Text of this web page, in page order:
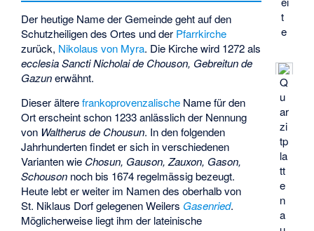
t
e
Q
u
ar
zi
tp
la
tt
e
n
a
Der heutige Name der Gemeinde geht auf den
Schutzheiligen des Ortes und der Pfarrkirche
zurück, Nikolaus von Myra. Die Kirche wird 1272 als
ecclesia Sancti Nicholai de Chouson, Gebreitun de
Gazunerwähnt.
Dieser älterefrankoprovenzalische Name für den
Ort erscheint schon 1233 anlässlich der Nennung
von Waltherus de Chousun. In den folgenden
Jahrhunderten findet er sich in verschiedenen
Varianten wie Chosun, Gauson, Zauxon, Gason,
Schouson noch bis 1674 regelmässig bezeugt.
Heute lebt er weiter im Namen des oberhalb von
St. Niklaus Dorf gelegenen Weilers Gasenried.
Möglicherweise liegt ihm der lateinische